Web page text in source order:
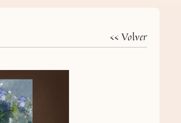
<< Volver